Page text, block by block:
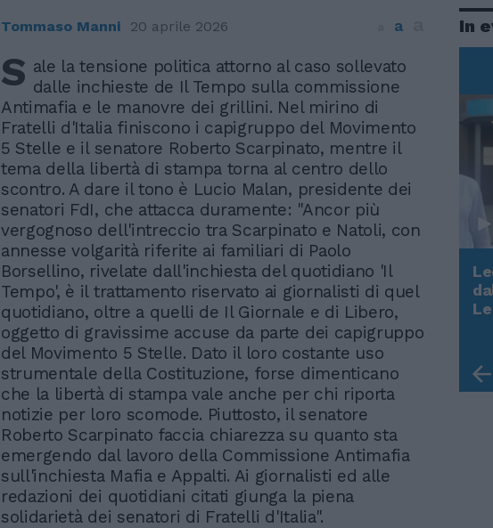
Tommaso Manni 20 aprile 2026 a
S ale la tensione politica attorno al caso sollevato
dalle inchieste de Il Tempo sulla commissione
Antimafia e le manovre dei grillini. Nel mirino di
Fratelli d'Italia finiscono i capigruppo del Movimento
5 Stelle e il senatore Roberto Scarpinato, mentre il
tema della libertà di stampa torna al centro dello
scontro. A dare il tono è Lucio Malan, presidente dei
senatori FdI, che attacca duramente: "Ancor più
vergognoso dell'intreccio tra Scarpinato e Natoli, con
annesse volgarità riferite ai familiari di Paolo
Borsellino, rivelate dall'inchiesta del quotidiano 'Il
Tempo', è il trattamento riservato ai giornalisti di quel
quotidiano, oltre a quelli de Il Giornale e di Libero,
oggetto di gravissime accuse da parte dei capigruppo
del Movimento 5 Stelle. Dato il loro costante uso
strumentale della Costituzione, forse dimenticano
che la libertà di stampa vale anche per chi riporta
notizie per loro scomode. Piuttosto, il senatore
Roberto Scarpinato faccia chiarezza su quanto sta
emergendo dal lavoro della Commissione Antimafia
sull'inchiesta Mafia e Appalti. Ai giornalisti ed alle
redazioni dei quotidiani citati giunga la piena
solidarietà dei senatori di Fratelli d'Italia".
In
Rudy Giuliani a Come States?
Trump, Meloni e la strategia
americana